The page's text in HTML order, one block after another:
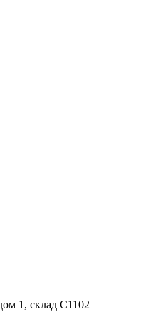
1, склад С1102